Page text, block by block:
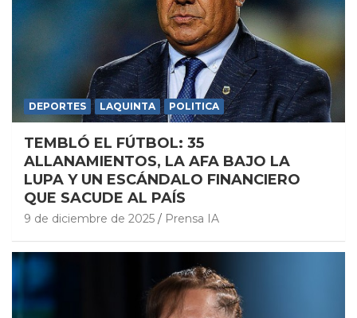
DEPORTES LAQUINTA POLITICA
TEMBLÓ EL FÚTBOL: 35
ALLANAMIENTOS, LA AFA BAJO LA
LUPA Y UN ESCÁNDALO FINANCIERO
QUE SACUDE AL PAÍS
9 de diciembre de 2025 Prensa IA